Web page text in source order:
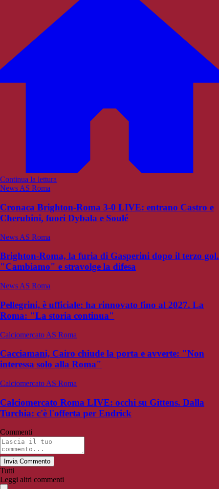
Continua la lettura
News AS Roma
Cronaca Brighton-Roma 3-0 LIVE: entrano Castro e
Cherubini, fuori Dybala e Soulé
News AS Roma
Brighton-Roma, la furia di Gasperini dopo il terzo gol.
"Cambiamo" e stravolge la difesa
News AS Roma
Pellegrini, è ufficiale: ha rinnovato fino al 2027. La
Roma: "La storia continua"
Calciomercato AS Roma
Cacciamani, Cairo chiude la porta e avverte: "Non
interessa solo alla Roma"
Calciomercato AS Roma
Calciomercato Roma LIVE: occhi su Gittens. Dalla
Turchia: c'è l'offerta per Endrick
Commenti
Invia Commento
Tutti
Leggi altri commenti